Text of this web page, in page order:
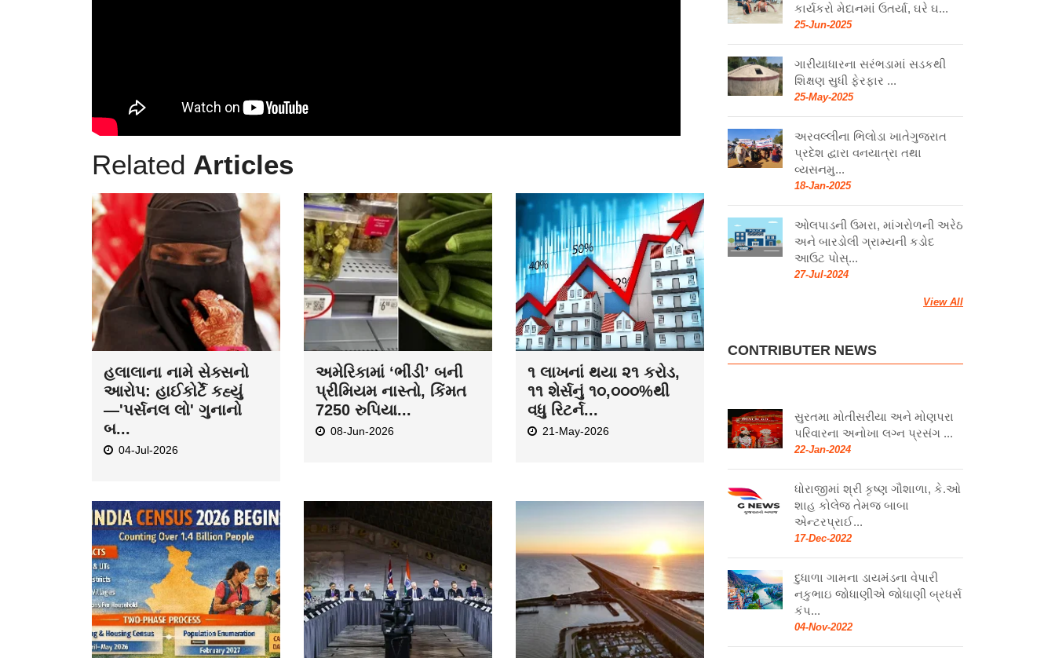
Related Articles
હલાલાના નામે સેક્સનો
આરોપ: હાઈકોર્ટે કહ્યું
—'પર્સનલ લો' ગુનાનો
બ...
04-Jul-2026
અમેરિકામાં ‘ભીંડી’ બની
પ્રીમિયમ નાસ્તો, કિંમત
7250 રુપિયા...
08-Jun-2026
૧ લાખનાં થયા ૨૧ કરોડ,
૧૧ શેર્સનું ૧૦,૦૦૦%થી
વધુ રિટર્ન...
21-May-2026
કાર્યકરો મેદાનમાં ઉતર્યા, ઘરે ઘ...
25-Jun-2025
ગારીયાધારના સરંભડામાં સડકથી
શિક્ષણ સુધી ફેરફાર ...
25-May-2025
અરવલ્લીના ભિલોડા ખાતેગુજરાત
પ્રદેશ દ્વારા વનયાત્રા તથા
વ્યસનમુ...
18-Jan-2025
ઓલપાડની ઉમરા, માંગરોળની અરેઠ
અને બારડોલી ગ્રામ્યની કડોદ
આઉટ પોસ્...
27-Jul-2024
View All
CONTRIBUTER NEWS
સુરતમા મોતીસરીયા અને મોણપરા
પરિવારના અનોખા લગ્ન પ્રસંગ ...
22-Jan-2024
ધોરાજીમાં શ્રી કૃષ્ણ ગૌશાળા, કે.ઓ
શાહ કોલેજ તેમજ બાબા
એન્ટરપ્રાઈ...
17-Dec-2022
દુધાળા ગામના ડાયમંડના વેપારી
નકુભાઇ જોધાણીએ જોધાણી બ્રધર્સ
કંપ...
04-Nov-2022